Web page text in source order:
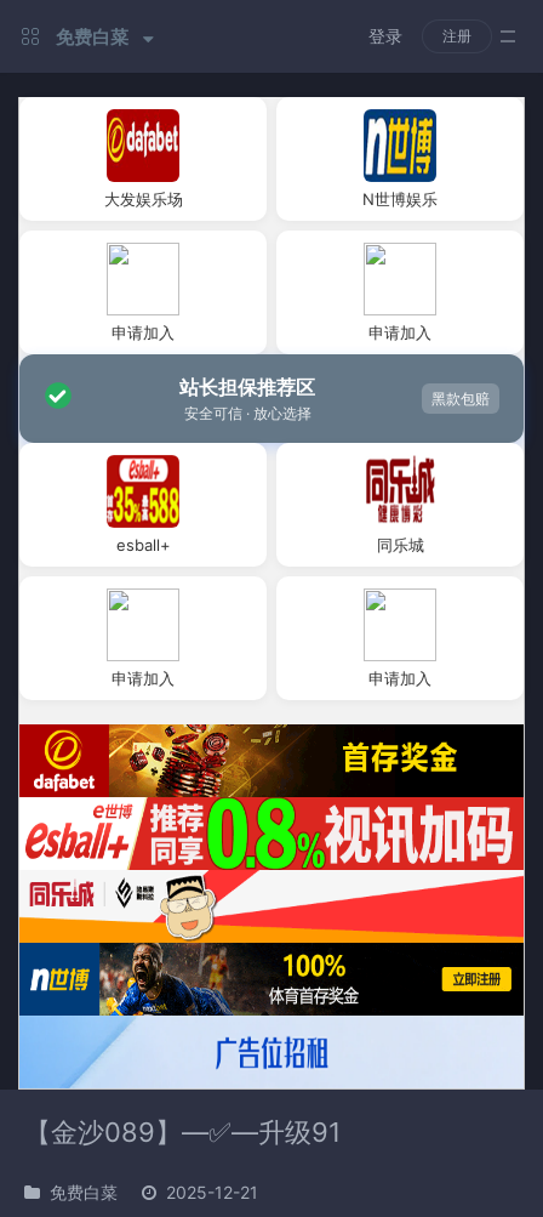
免费白菜 登录 注册
大发娱乐场 N世博娱乐
申请加入 申请加入
站长担保推荐区
安全可信 · 放心选择
黑款包赔
esball+ 同乐城
申请加入 申请加入
【金沙089】—✅—升级91
免费白菜 2025-12-21